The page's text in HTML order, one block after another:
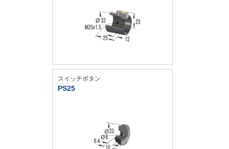
スイッチボタン
PS25